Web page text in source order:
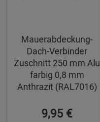
Mauerabdeckung-
Dach-Verbinder
Zuschnitt 250 mm Alu
farbig 0,8 mm
Anthrazit (RAL7016)
9,95 €